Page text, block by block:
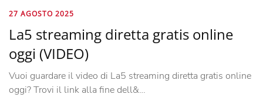
27 AGOSTO 2025
La5 streaming diretta gratis online
oggi (VIDEO)
Vuoi guardare il video di La5 streaming diretta gratis online
oggi? Trovi il link alla fine dell&…